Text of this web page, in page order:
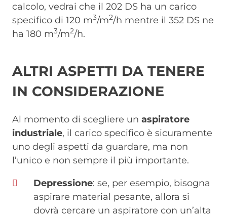
calcolo, vedrai che il 202 DS ha un carico
specifico di 120 m3/m2/h mentre il 352 DS ne
ha 180 m3/m2/h.
ALTRI ASPETTI DA TENERE
IN CONSIDERAZIONE
Al momento di scegliere un aspiratore
industriale, il carico specifico è sicuramente
uno degli aspetti da guardare, ma non
l’unico e non sempre il più importante.
Depressione: se, per esempio, bisogna
aspirare material pesante, allora si
dovrà cercare un aspiratore con un’alta